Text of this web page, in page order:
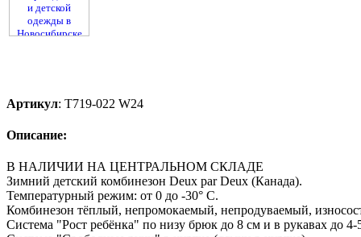
Артикул: T719-022 W24
Описание:
В НАЛИЧИИ НА ЦЕНТРАЛЬНОМ СКЛАДЕ
Зимний детский комбинезон Deux par Deux (Канада).
Температурный режим: от 0 до -30° С.
Комбинезон тёплый, непромокаемый, непродуваемый,
Система "Рост ребёнка" по низу брюк до 8 см и в рукавах до 4-